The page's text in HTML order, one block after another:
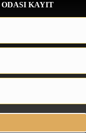
KAYIT